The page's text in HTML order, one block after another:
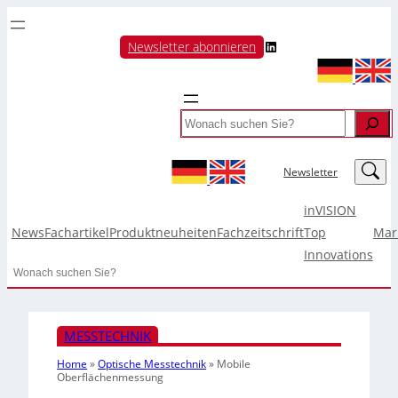
Newsletter abonnieren LinkedIn
Search
Newsletter LinkedIn
NewsFachartikelProduktneuheitenFachzeitschrift
inVISION
Top
Innovations
Search
MESSTECHNIK
Home »Optische Messtechnik» Mobile
Oberflächenmessung